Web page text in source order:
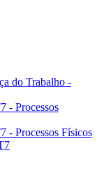
do Trabalho -
- Processos
- Processos Físicos